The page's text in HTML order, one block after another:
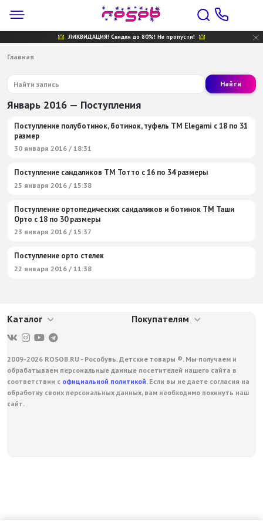
ЛИКВИДАЦИЯ! Скидки до 80%! Не пропусти!
Главная
Найти
Январь 2016 — Поступления
Поступление полуботинок, ботинок, туфель ТМ Elegami c 18 по 31
размер
30 января 2016 / 18:31
Поступление сандаликов ТМ Тотто с 16 по 34 размеры
25 января 2016 / 15:38
Поступление ортопедических сандаликов и ботинок ТМ Таши
Орто с 18 по 30 размеры
23 января 2016 / 15:37
Поступление орто стелек
22 января 2016 / 11:38
Каталог Покупателям
2009-2026 ROSOB.RU - Рособувь. Детские товары ®. Мы получаем и
обрабатываем персональные данные посетителей нашего сайта в
соответствии с официальной политикой . Если вы не даете согласия на
обработку своих персональных данных, вам необходимо покинуть наш
сайт.